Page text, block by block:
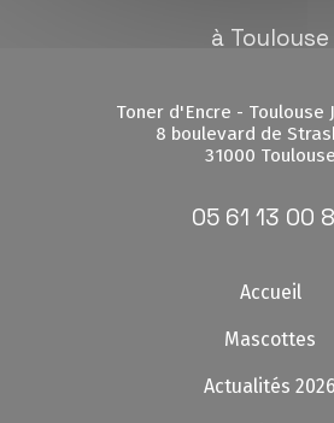
à Toulouse
Toner d'Encre - Toulouse
8 boulevard de
31000 Toulouse
05 61 13 00
Accueil
Mascottes
Actualités 2026